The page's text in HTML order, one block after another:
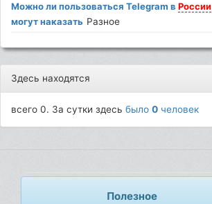
Можно ли пользоваться Telegram вРоссии
могут наказать Разное
Здесь находятся
всего 0. За сутки здесьбыло0 человек
Полезное